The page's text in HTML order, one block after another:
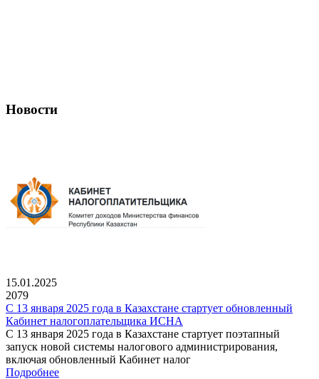
Новости
15.01.2025
2079
С 13 января 2025 года в Казахстане стартует обновленный
Кабинет налогоплательщика ИСНА
С 13 января 2025 года в Казахстане стартует поэтапный
запуск новой системы налогового администрирования,
включая обновленный Кабинет налог
Подробнее